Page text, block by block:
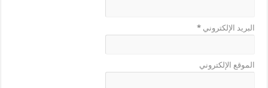
البريد الإلكتروني*
الموقع الإلكتروني